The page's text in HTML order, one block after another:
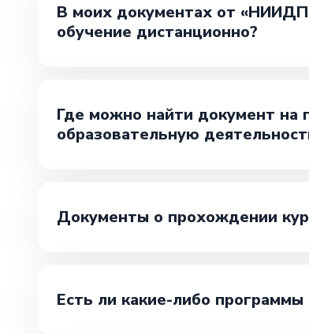
В моих документах от
обучение дистанционно?
Где можно найти документ
образовательную
Документы о прохождении
Есть ли какие-либо программы